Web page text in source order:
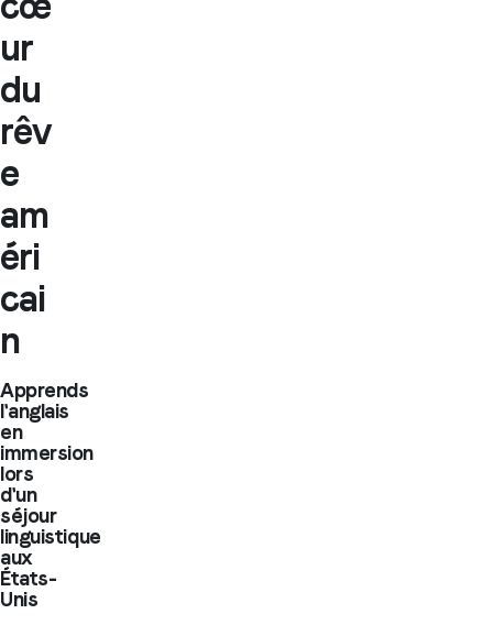
ur
du
rêv
e
am
éri
cai
n
Apprends
l'anglais
en
immersion
lors
d'un
séjour
linguistique
aux
États-
Unis